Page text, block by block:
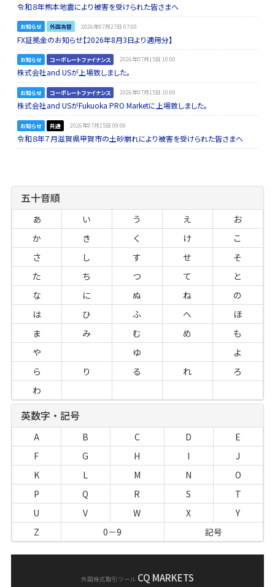
令和８年熊本地震により被害を受けられた皆さまへ
お知らせ 外国為替 2026年07月27日 07:00
FX証拠金のお知らせ【2026年8月3日より適用分】
お知らせ コーポレートファイナンス 2026年07月15日 10:00
株式会社and USが上場致しました。
お知らせ コーポレートファイナンス 2026年07月15日 10:00
株式会社and USがFukuoka PRO Marketに上場致しました。
お知らせ 共通 2026年07月15日 09:00
令和８年７月滋賀県甲賀市の土砂崩れにより被害を受けられた皆さまへ
五十音順
あ い う え
お
か
き く け
こ
さ
し す せ
そ
た
ち つ て
と
な
に ぬ ね
の
は
ひ ふ へ
ほ
ま
み む め
も
や
ゆ
よ
ら
り る れ
ろ
わ
英数字・記号
A B C D
E
F
G H I
J
K
L M N
O
P
Q R S
T
U
V W X
Y
Z
0－9 記号
外国株式取引ツール CQ MARKETS